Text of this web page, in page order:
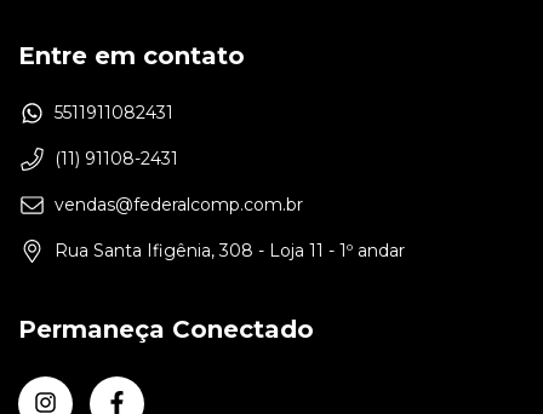
Entre em contato
5511911082431
(11) 91108-2431
vendas@federalcomp.com.br
Rua Santa Ifigênia, 308 - Loja 11 - 1º andar
Permaneça Conectado